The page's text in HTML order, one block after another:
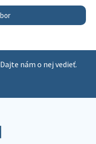
nám o nej vedieť.